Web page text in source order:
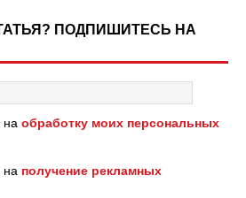
ПОДПИШИТЕСЬ НА
на обработку моих персональных
на получение рекламных